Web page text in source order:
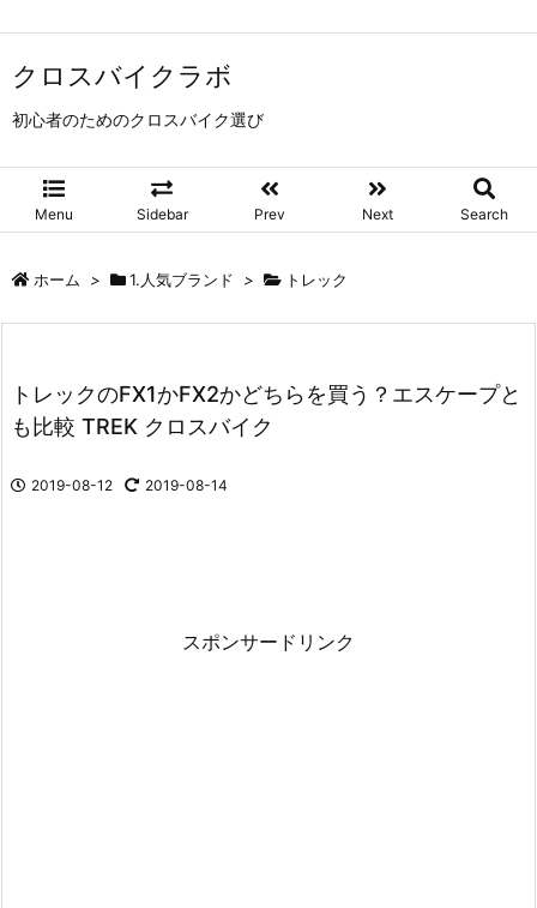
クロスバイクラボ
初心者のためのクロスバイク選び
Menu Sidebar Prev Next Search
ホーム > 1.人気ブランド > トレック
トレックのFX1かFX2かどちらを買う？エスケープと
も比較 TREK クロスバイク
2019-08-12 2019-08-14
スポンサードリンク